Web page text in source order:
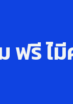
ฟรี ไ่มี